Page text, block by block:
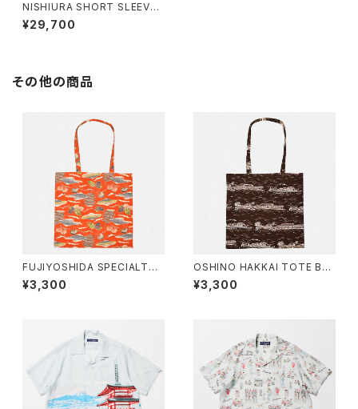
NISHIURA SHORT SLEEVE
- SAXE BLUE
¥29,700
その他の商品
FUJIYOSHIDA SPECIALTY
TOTE BAG
¥3,300
OSHINO HAKKAI TOTE BA
G
¥3,300